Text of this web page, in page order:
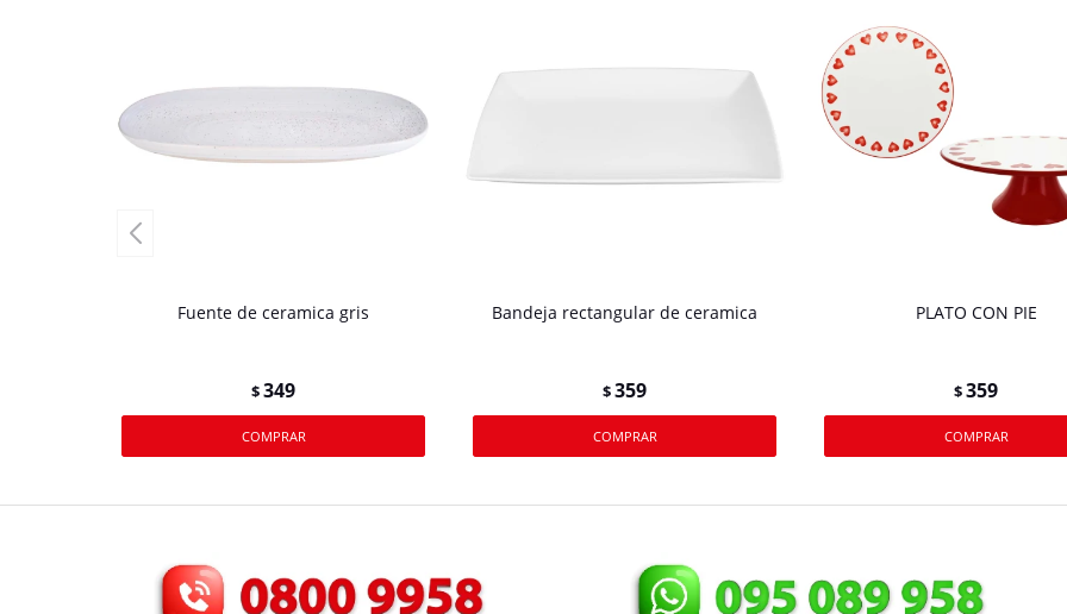
Fuente de ceramica gris
$349
Bandeja rectangular de ceramica
$359
PLATO CON PIE
$359